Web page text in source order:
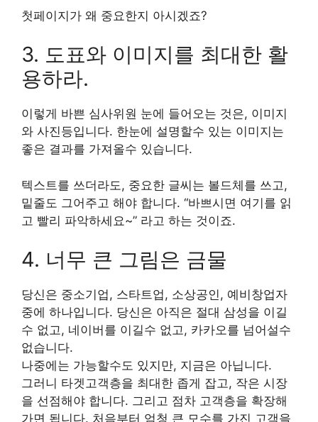
첫페이지가 왜 중요한지 아시겠죠?
3. 도표와 이미지를 최대한 활
용하라.
이렇게 바쁜 심사위원 눈에 들어오는 것은, 이미지
와 사진등입니다. 한눈에 설명할수 있는 이미지는
좋은 결과를 가져올수 있습니다.
텍스트를 쓰더라도, 중요한 글씨는 볼드체를 쓰고,
밑줄도 그어주고 해야 합니다. “바쁘시면 여기를 읽
고 빨리 파악하세요~” 라고 하는 것이죠.
4. 너무 큰 그림은 금물
당신은 중소기업, 스타트업, 소상공인, 예비창업자
중에 하나입니다. 당신은 아직은 절대 삼성을 이길
수 없고, 네이버를 이길수 없고, 카카오를 넘어설수
없습니다.
나중에는 가능할수도 있지만, 지금은 아닙니다.
그러니 타겟고객층을 최대한 좁게 잡고, 작은 시장
을 선점해야 합니다. 그리고 점차 고객층을 확장해
가면 됩니다. 처음부터 엄청 큰 모수를 가진 고객을